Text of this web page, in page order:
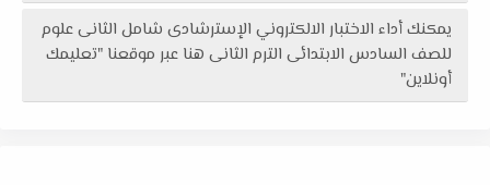
يمكنك أداء الاختبار الالكتروني الإسترشادى شامل الثانى علوم
للصف السادس الابتدائى الترم الثانى هنا عبر موقعنا "تعليمك
أونلاين"